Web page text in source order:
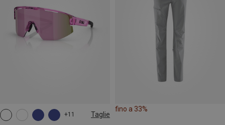
+11 Taglie
ONE SIZE
fino a 33%